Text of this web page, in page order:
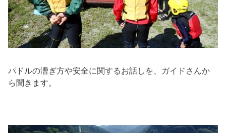
パドルの漕ぎ方や安全に関するお話しを、ガイドさんか
ら聞きます。